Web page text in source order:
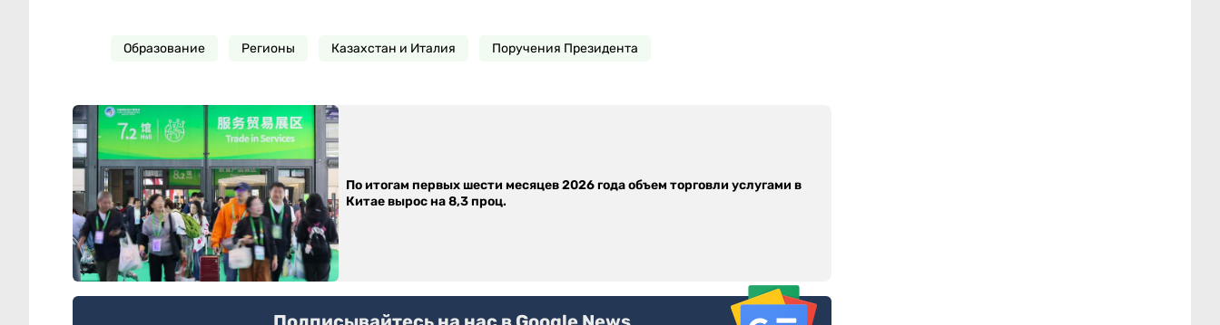
Образование Регионы Казахстан и Италия Поручения Президента
По итогам первых шести месяцев 2026 года объем торговли услугами в
Китае вырос на 8,3 проц.